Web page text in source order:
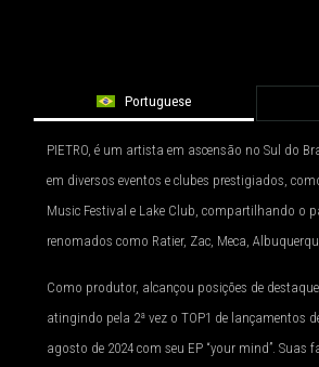
Portuguese
PIETRO, é um artista em ascensão no Sul do
em diversos eventos e clubes prestigiados,
Music Festival e Lake Club, compartilhando o
renomados como Ratier, Zac, Meca,
Como produtor, alcançou posições de
atingindo pela 2ª vez o TOP1 de lançamentos
agosto de 2024 com seu EP “your mind”. Suas